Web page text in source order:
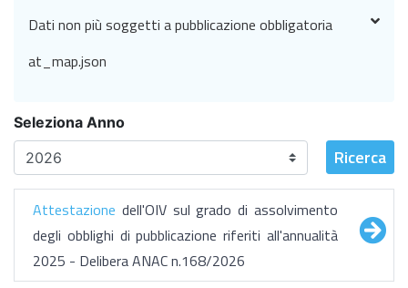
Seleziona Anno
Ricerca
Attestazione dell'OIV sul grado di assolvimento
degli obblighi di pubblicazione riferiti all'annualità
2025 - Delibera ANAC n.168/2026
Dati non più soggetti a pubblicazione obbligatoria
at_map.json